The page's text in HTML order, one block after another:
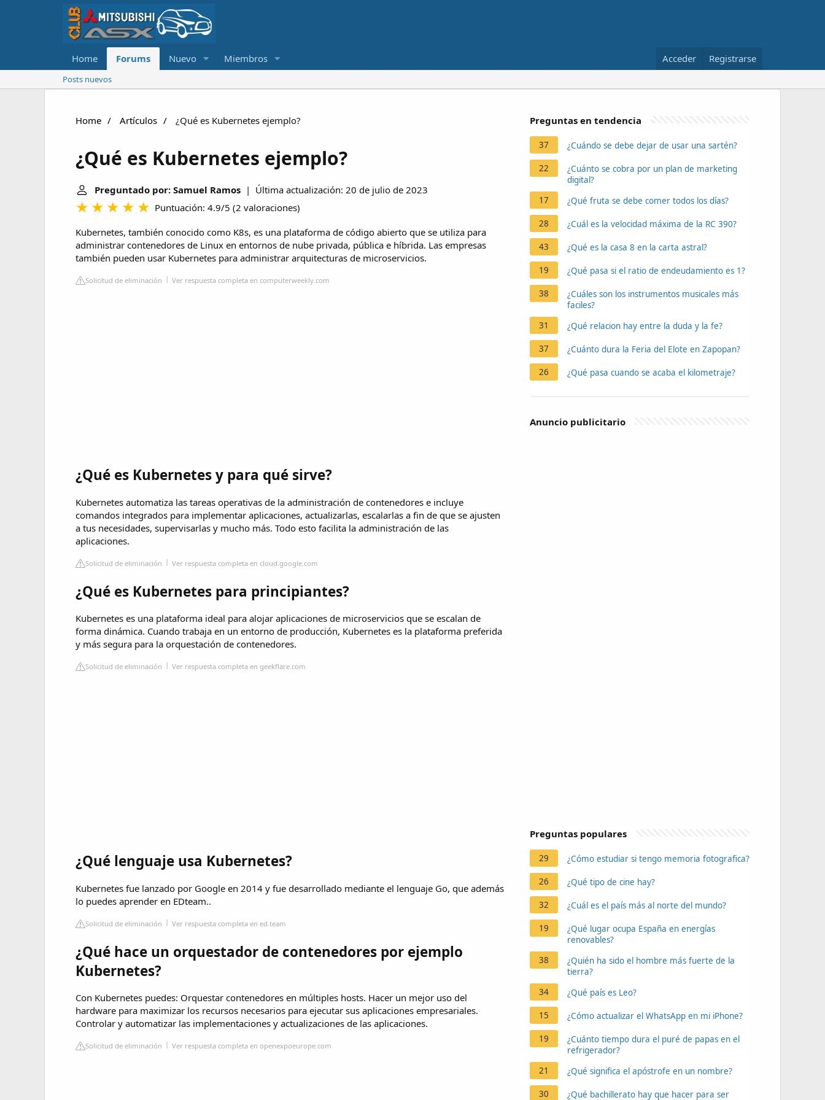
Home Forums Nuevo Miembros Acceder Registrarse
Posts nuevos
Home Artículos ¿Qué es Kubernetes ejemplo?
¿Qué es Kubernetes ejemplo?
Preguntado por: Samuel Ramos | Última actualización: 20 de julio de 2023
Puntuación: 4.9/5 (2 valoraciones)
Kubernetes, también conocido como K8s, es una plataforma de código abierto que se utiliza para
administrar contenedores de Linux en entornos de nube privada, pública e híbrida. Las empresas
también pueden usar Kubernetes para administrar arquitecturas de microservicios.
Solicitud de eliminación Ver respuesta completa en computerweekly.com
¿Qué es Kubernetes y para qué sirve?
Kubernetes automatiza las tareas operativas de la administración de contenedores e incluye
comandos integrados para implementar aplicaciones, actualizarlas, escalarlas a fin de que se ajusten
a tus necesidades, supervisarlas y mucho más. Todo esto facilita la administración de las
aplicaciones.
Solicitud de eliminación Ver respuesta completa en cloud.google.com
¿Qué es Kubernetes para principiantes?
Kubernetes es una plataforma ideal para alojar aplicaciones de microservicios que se escalan de
forma dinámica. Cuando trabaja en un entorno de producción, Kubernetes es la plataforma preferida
y más segura para la orquestación de contenedores.
Solicitud de eliminación Ver respuesta completa en geekflare.com
¿Qué lenguaje usa Kubernetes?
Kubernetes fue lanzado por Google en 2014 y fue desarrollado mediante el lenguaje Go, que además
lo puedes aprender en EDteam..
Solicitud de eliminación Ver respuesta completa en ed.team
¿Qué hace un orquestador de contenedores por ejemplo
Kubernetes?
Con Kubernetes puedes: Orquestar contenedores en múltiples hosts. Hacer un mejor uso del
hardware para maximizar los recursos necesarios para ejecutar sus aplicaciones empresariales.
Controlar y automatizar las implementaciones y actualizaciones de las aplicaciones.
Solicitud de eliminación Ver respuesta completa en openexpoeurope.com
Preguntas en tendencia
37 ¿Cuándo se debe dejar de usar una sartén?
22
¿Cuánto se cobra por un plan de marketing
digital?
17
¿Qué fruta se debe comer todos los días?
28 ¿Cuál es la velocidad máxima de la RC 390?
43 ¿Qué es la casa 8 en la carta astral?
19 ¿Qué pasa si el ratio de endeudamiento es 1?
38
¿Cuáles son los instrumentos musicales más
faciles?
31
¿Qué relacion hay entre la duda y la fe?
37 ¿Cuánto dura la Feria del Elote en Zapopan?
26 ¿Qué pasa cuando se acaba el kilometraje?
Anuncio publicitario
Preguntas populares
29 ¿Cómo estudiar si tengo memoria fotografica?
26 ¿Qué tipo de cine hay?
32 ¿Cuál es el país más al norte del mundo?
19
¿Qué lugar ocupa España en energías
renovables?
38
¿Quién ha sido el hombre más fuerte de la
tierra?
34
¿Qué país es Leo?
15 ¿Cómo actualizar el WhatsApp en mi iPhone?
19
¿Cuánto tiempo dura el puré de papas en el
refrigerador?
21
¿Qué significa el apóstrofe en un nombre?
30
¿Qué bachillerato hay que hacer para ser